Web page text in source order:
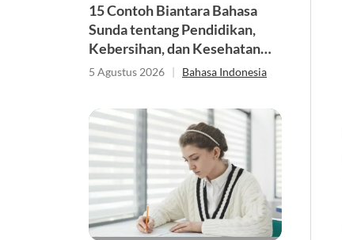
15 Contoh Biantara Bahasa
Sunda tentang Pendidikan,
Kebersihan, dan Kesehatan
Singkat
5 Agustus 2026 | Bahasa Indonesia